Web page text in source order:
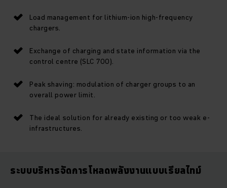
Load management for lithium-ion high-frequency
chargers.
Exchange of charging and state information via the
control centre (SLC 700).
Peak shaving: modulation of charger groups to an
overall power limit.
The ideal solution for already existing or too weak e-
infrastructures.
ระบบบริหารจัดการโหลดพลังงานแบบเรียลไทม์